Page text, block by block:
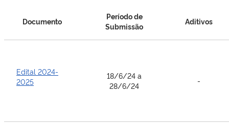
Documento
Período de
Submissão
Aditivos
Edital 2024-
2025
18/6/24 a
28/6/24
-